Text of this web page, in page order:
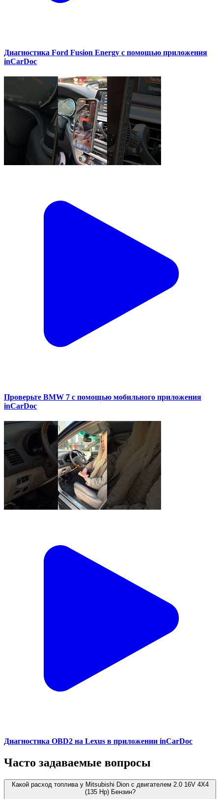
Диагностика Ford Fusion Energy с помощью приложения
inCarDoc
Проверьте BMW 7 с помощью мобильного приложения
inCarDoc
Диагностика OBD2 на Lexus в приложении inCarDoc
Часто задаваемые вопросы
Какой расход топлива у Mitsubishi Dion с двигателем 2.0 16V 4X4
(135 Hp) Бензин?